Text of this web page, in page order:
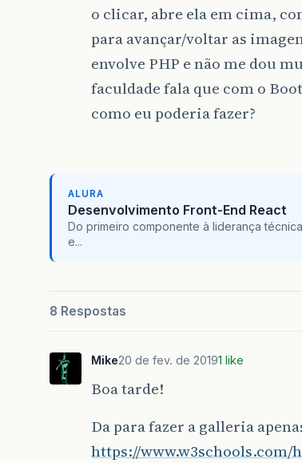
o clicar, abre ela em cima,
para avançar/voltar as
envolve PHP e não me dou
faculdade fala que com o
como eu poderia fazer?
ALURA
Desenvolvimento Front-End React
Do primeiro componente à liderança
e...
8 Respostas
Mike20 de fev. de 20191 like
Boa tarde!
Da para fazer a galleria
https://www.w3schools.com/